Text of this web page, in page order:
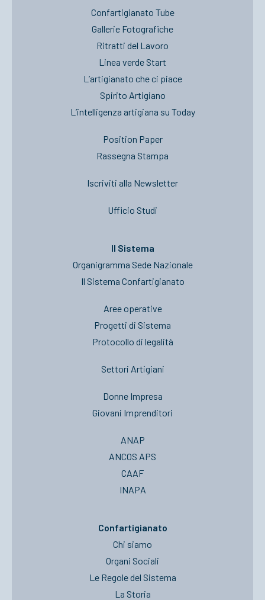
Confartigianato Tube
Gallerie Fotografiche
Ritratti del Lavoro
Linea verde Start
L’artigianato che ci piace
Spirito Artigiano
L’intelligenza artigiana su Today
Position Paper
Rassegna Stampa
Iscriviti alla Newsletter
Ufficio Studi
Il Sistema
Organigramma Sede Nazionale
Il Sistema Confartigianato
Aree operative
Progetti di Sistema
Protocollo di legalità
Settori Artigiani
Donne Impresa
Giovani Imprenditori
ANAP
ANCOS APS
CAAF
INAPA
Confartigianato
Chi siamo
Organi Sociali
Le Regole del Sistema
La Storia